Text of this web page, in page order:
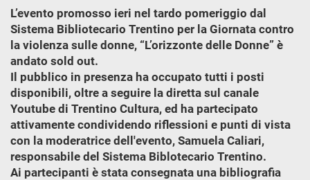
L’evento promosso ieri nel tardo pomeriggio dal
Sistema Bibliotecario Trentino per la Giornata contro
la violenza sulle donne, “L’orizzonte delle Donne” è
andato sold out.
Il pubblico in presenza ha occupato tutti i posti
disponibili, oltre a seguire la diretta sul canale
Youtube di Trentino Cultura, ed ha partecipato
attivamente condividendo riflessioni e punti di vista
con la moderatrice dell'evento, Samuela Caliari,
responsabile del Sistema Biblotecario Trentino.
Ai partecipanti è stata consegnata una bibliografia